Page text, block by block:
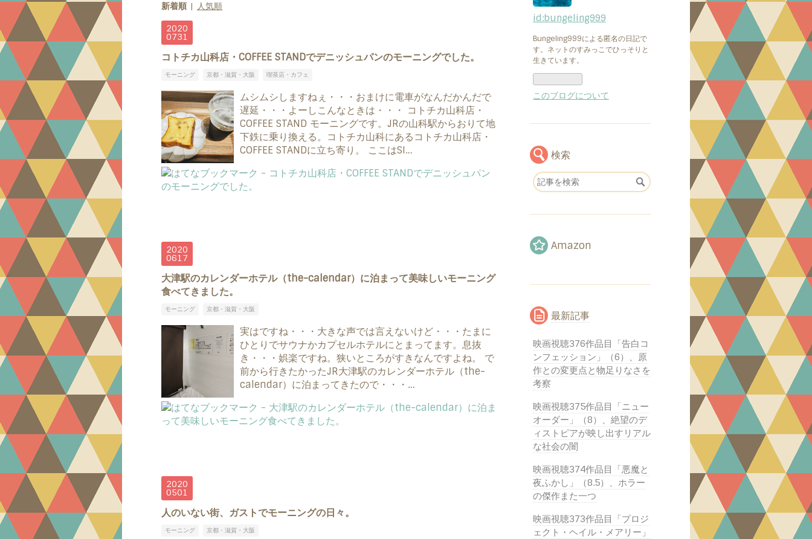
新着順 人気順
2020
0731
コトチカ山科店・COFFEE STANDでデニッシュパンのモーニングでした。
モーニング 京都・滋賀・大阪 喫茶店・カフェ
ムシムシしますねぇ・・・おまけに電車がなんだかんだで
遅延・・・よーしこんなときは・・・ コトチカ山科店・
COFFEE STAND モーニングです。JRの山科駅からおりて地
下鉄に乗り換える。コトチカ山科にあるコトチカ山科店・
COFFEE STANDに立ち寄り。 ここはSI…
2020
0617
大津駅のカレンダーホテル（the-calendar）に泊まって美味しいモーニング
食べてきました。
モーニング 京都・滋賀・大阪
実はですね・・・大きな声では言えないけど・・・たまに
ひとりでサウナかカプセルホテルにとまってます。息抜
き・・・娯楽ですね。狭いところがすきなんですよね。 で
前から行きたかったJR大津駅のカレンダーホテル（the-
calendar）に泊まってきたので・・・…
2020
0501
人のいない街、ガストでモーニングの日々。
モーニング 京都・滋賀・大阪
id:bungeling999
Bungeling999による匿名の日記で
す。ネットのすみっこでひっそりと
生きています。
このブログについて
検索
Amazon
最新記事
映画視聴376作品目「告白コ
ンフェッション」（6）、原
作との変更点と物足りなさを
考察
映画視聴375作品目「ニュー
オーダー」（8）、絶望のデ
ィストピアが映し出すリアル
な社会の闇
映画視聴374作品目「悪魔と
夜ふかし」（8.5）、ホラー
の傑作また一つ
映画視聴373作品目「プロジ
ェクト・ヘイル・メアリー」